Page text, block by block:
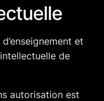
et
de
autorisation est